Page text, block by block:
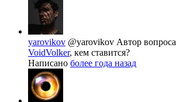
yarovikov @yarovikov Автор вопроса
VoidVolker, кем ставится?
Написано более года назад